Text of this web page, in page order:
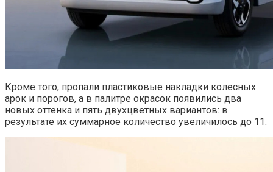
Кроме того, пропали пластиковые накладки колесных
арок и порогов, а в палитре окрасок появились два
новых оттенка и пять двухцветных вариантов: в
результате их суммарное количество увеличилось до 11.